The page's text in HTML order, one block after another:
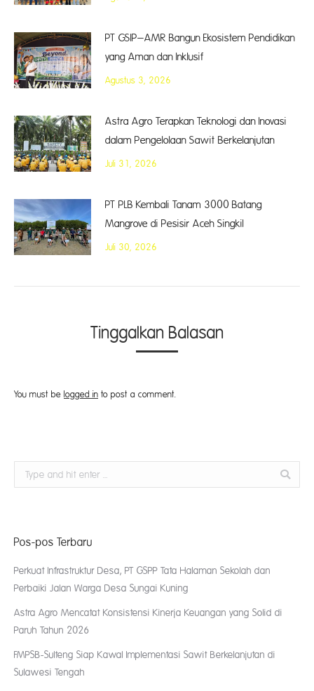
PT GSIP–AMR Bangun Ekosistem Pendidikan
yang Aman dan Inklusif
Agustus 3, 2026
Astra Agro Terapkan Teknologi dan Inovasi
dalam Pengelolaan Sawit Berkelanjutan
Juli 31, 2026
PT PLB Kembali Tanam 3000 Batang
Mangrove di Pesisir Aceh Singkil
Juli 30, 2026
Tinggalkan Balasan
You must be logged in to post a comment.
Search:
Pos-pos Terbaru
Perkuat Infrastruktur Desa, PT GSPP Tata Halaman Sekolah dan
Perbaiki Jalan Warga Desa Sungai Kuning
Astra Agro Mencatat Konsistensi Kinerja Keuangan yang Solid di
Paruh Tahun 2026
FMPSB-Sulteng Siap Kawal Implementasi Sawit Berkelanjutan di
Sulawesi Tengah